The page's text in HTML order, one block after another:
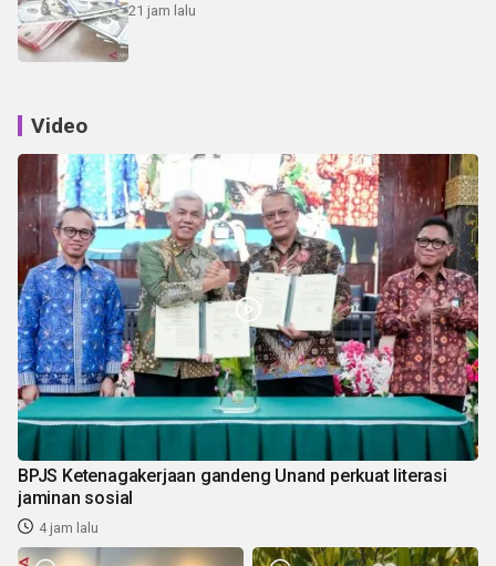
21 jam lalu
Video
BPJS Ketenagakerjaan gandeng Unand perkuat literasi
jaminan sosial
4 jam lalu